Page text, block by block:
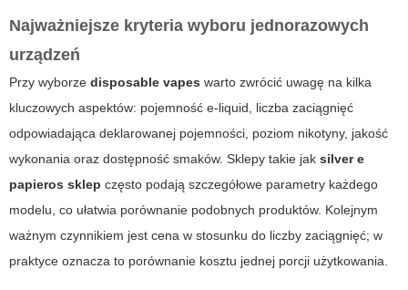
Najważniejsze kryteria wyboru jednorazowych
urządzeń
Przy wyborze disposable vapes warto zwrócić uwagę na kilka
kluczowych aspektów: pojemność e-liquid, liczba zaciągnięć
odpowiadająca deklarowanej pojemności, poziom nikotyny, jakość
wykonania oraz dostępność smaków. Sklepy takie jak silver e
papieros sklep często podają szczegółowe parametry każdego
modelu, co ułatwia porównanie podobnych produktów. Kolejnym
ważnym czynnikiem jest cena w stosunku do liczby zaciągnięć; w
praktyce oznacza to porównanie kosztu jednej porcji użytkowania.